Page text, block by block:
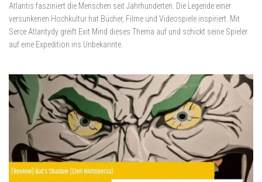
Atlantis fasziniert die Menschen seit Jahrhunderten. Die Legende einer
versunkenen Hochkultur hat Bücher, Filme und Videospiele inspiriert. Mit
Serce Atlantydy greift Exit Mind dieses Thema auf und schickt seine Spieler
auf eine Expedition ins Unbekannte.